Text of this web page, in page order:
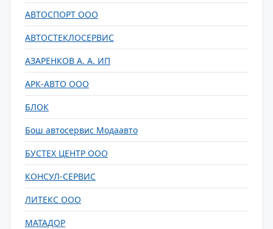
АВТОСПОРТ ООО
АВТОСТЕКЛОСЕРВИС
АЗАРЕНКОВ А. А. ИП
АРК-АВТО ООО
БЛОК
Бош автосервис Модаавто
БУСТЕХ ЦЕНТР ООО
КОНСУЛ-СЕРВИС
ЛИТЕКС ООО
МАТАДОР